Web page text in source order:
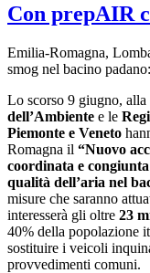
Con prepAIR
Emilia-Romagna,
smog nel bacino
Lo scorso 9 giugno,
dell’Ambiente e le
Piemonte e Veneto
Romagna il “Nuovo
coordinata e
qualità dell’aria nel
misure che saranno
interesserà gli oltre 23
40% della popolazione
sostituire i veicoli
provvedimenti comuni.